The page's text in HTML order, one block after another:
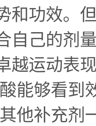
和功效。
自己的剂
越运动表
能够看到
他补充剂